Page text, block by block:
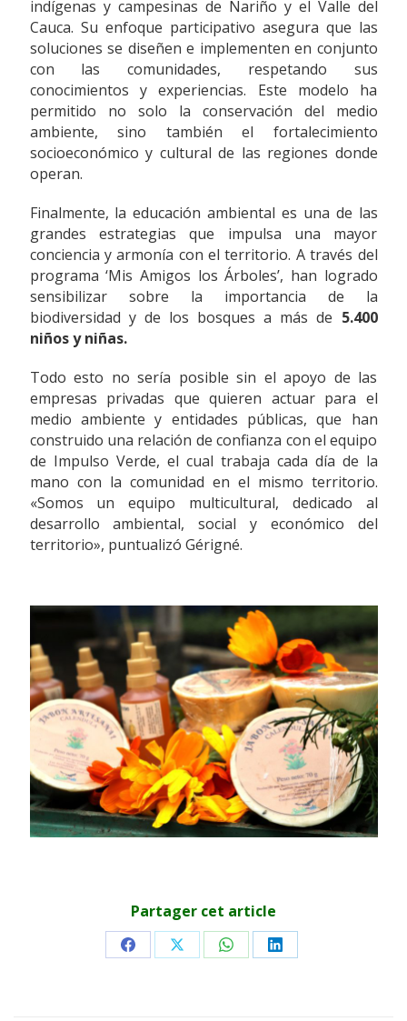
indígenas y campesinas de Nariño y el Valle del
Cauca. Su enfoque participativo asegura que las
soluciones se diseñen e implementen en conjunto
con las comunidades, respetando sus
conocimientos y experiencias. Este modelo ha
permitido no solo la conservación del medio
ambiente, sino también el fortalecimiento
socioeconómico y cultural de las regiones donde
operan.
Finalmente, la educación ambiental es una de las
grandes estrategias que impulsa una mayor
conciencia y armonía con el territorio. A través del
programa ‘Mis Amigos los Árboles’, han logrado
sensibilizar sobre la importancia de la
biodiversidad y de los bosques a más de 5.400
niños y niñas.
Todo esto no sería posible sin el apoyo de las
empresas privadas que quieren actuar para el
medio ambiente y entidades públicas, que han
construido una relación de confianza con el equipo
de Impulso Verde, el cual trabaja cada día de la
mano con la comunidad en el mismo territorio.
«Somos un equipo multicultural, dedicado al
desarrollo ambiental, social y económico del
territorio», puntualizó Gérigné.
Partager cet article
Share Share Share Share